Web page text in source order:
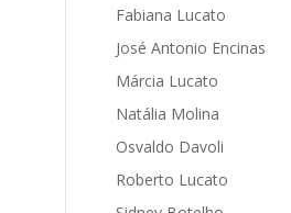
Fabiana Lucato
José Antonio Encinas
Márcia Lucato
Natália Molina
Osvaldo Davoli
Roberto Lucato